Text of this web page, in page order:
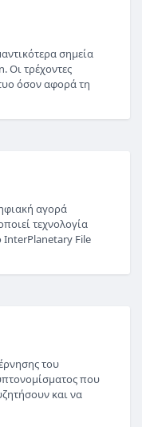
σημεία
Οι τρέχοντες
όσον αφορά τη
αγορά
τεχνολογία
InterPlanetary File
του
που
και να